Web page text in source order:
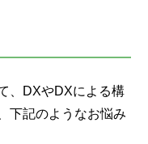
、DXやDXによる構
下記のようなお悩み